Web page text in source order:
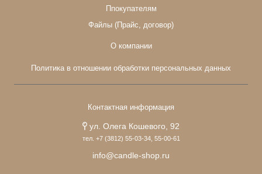
Ппокупателям
Файлы (Прайс, договор)
О компании
Политика в отношении обработки персональных данных
Контактная информация
ул. Олега Кошевого, 92
тел. +7 (3812) 55-03-34, 55-00-61
info@candle-shop.ru